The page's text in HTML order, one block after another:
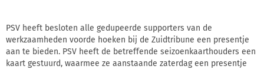
PSV heeft besloten alle gedupeerde supporters van de
werkzaamheden voorde hoeken bij de Zuidtribune een presentje
aan te bieden. PSV heeft de betreffende seizoenkaarthouders een
kaart gestuurd, waarmee ze aanstaande zaterdag een presentje